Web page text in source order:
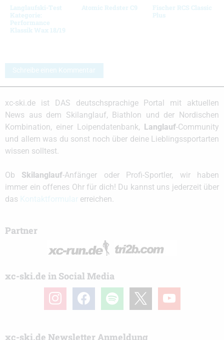
Langlaufski-Test
Kategorie:
Performance
Klassik Wax 18/19
Atomic Redster C9
Fischer RCS Classic
Plus
Schreibe einen Kommentar
xc-ski.de ist DAS deutschsprachige Portal mit aktuellen
News aus dem Skilanglauf, Biathlon und der Nordischen
Kombination, einer Loipendatenbank,
Langlauf-Community
und allem was du sonst noch über deine Lieblingssportarten
wissen solltest.
Ob Skilanglauf-Anfänger oder Profi-Sportler, wir haben
immer ein offenes Ohr für dich! Du kannst uns jederzeit über
das
erreichen.
Partner
xc-ski.de in Social Media
instagramfacebook spotify youtube
xc-ski.de Newsletter Anmeldung